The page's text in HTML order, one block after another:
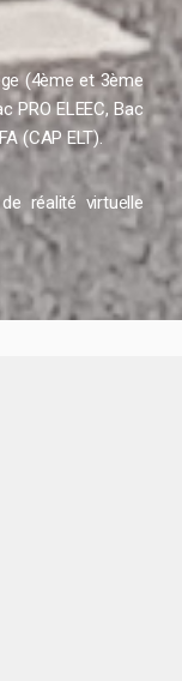
(4ème et 3ème
PRO ELEEC, Bac
(CAP ELT).
réalité virtuelle